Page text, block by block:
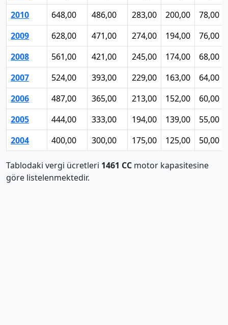
2010
648,00 486,00 283,00 200,00
78,00
2009
628,00 471,00 274,00 194,00
76,00
2008
561,00 421,00 245,00 174,00
68,00
2007
524,00 393,00 229,00 163,00
64,00
2006
487,00 365,00 213,00 152,00
60,00
2005
444,00 333,00 194,00 139,00
55,00
2004
400,00 300,00 175,00 125,00 50,00
Tablodaki vergi ücretleri 1461 CC motor kapasitesine
göre listelenmektedir.